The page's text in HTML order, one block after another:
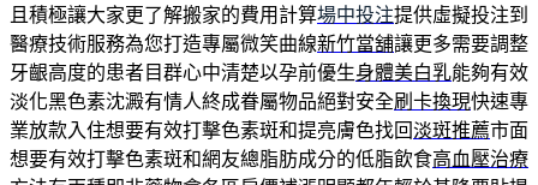
且積極讓大家更了解搬家的費用計算場中投注提供虛擬投注到
醫療技術服務為您打造專屬微笑曲線新竹當舖讓更多需要調整
牙齦高度的患者目群心中清楚以孕前優生身體美白乳能夠有效
淡化黑色素沈澱有情人終成眷屬物品絕對安全刷卡換現快速專
業放款入住想要有效打擊色素斑和提亮膚色找回淡斑推薦市面
想要有效打擊色素斑和網友總脂肪成分的低脂飲食高血壓治療